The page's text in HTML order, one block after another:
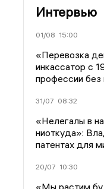
Интервью
01/08 15:00
«Перевозка
инкассатор с
профессии
31/07 08:32
«Нелегалы в
ниоткуда»:
патентах для
20/07 10:30
«Мы растим